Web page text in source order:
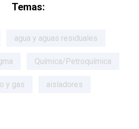
Temas:
agua y aguas residuales
Química/Petroquímica
y gas aisladores